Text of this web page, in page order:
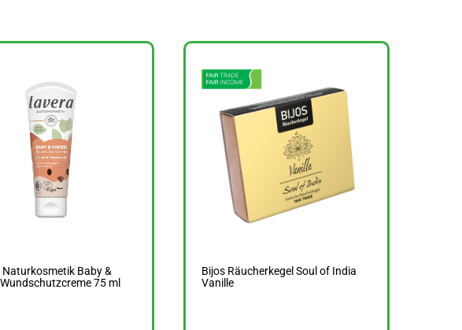
Naturkosmetik Baby &
75 ml
Bijos Räucherkegel Soul of India
Vanille